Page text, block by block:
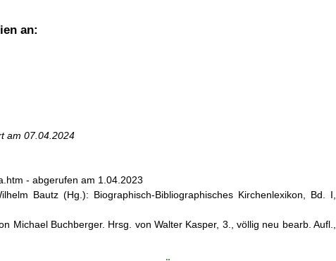
an:
am 07.04.2024
- abgerufen am 1.04.2023
Bautz (Hg.): Biographisch-Bibliographisches Kirchenlexikon, Bd. I,
Michael Buchberger. Hrsg. von Walter Kasper, 3., völlig neu bearb. Aufl.,